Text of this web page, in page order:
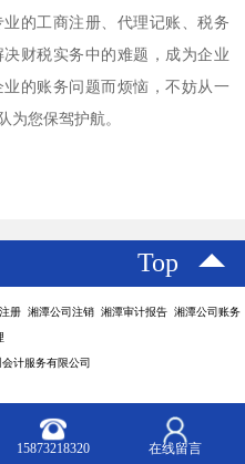
的工商注册、代理记账、税务
财税实务中的难题，成为企业
的账务问题而烦恼，不妨从一
为您保驾护航。
Top
册 湘潭公司注销 湘潭审计报告 湘潭公司账务
计服务有限公司
15873218320 在线留言